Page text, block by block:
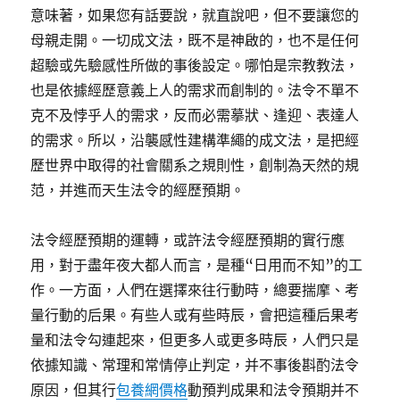
意味著，如果您有話要說，就直說吧，但不要讓您的
母親走開。一切成文法，既不是神啟的，也不是任何
超驗或先驗感性所做的事後設定。哪怕是宗教教法，
也是依據經歷意義上人的需求而創制的。法令不單不
克不及悖乎人的需求，反而必需摹狀、逢迎、表達人
的需求。所以，沿襲感性建構準繩的成文法，是把經
歷世界中取得的社會關系之規則性，創制為天然的規
范，并進而天生法令的經歷預期。
法令經歷預期的運轉，或許法令經歷預期的實行應
用，對于盡年夜大都人而言，是種“日用而不知”的工
作。一方面，人們在選擇來往行動時，總要揣摩、考
量行動的后果。有些人或有些時辰，會把這種后果考
量和法令勾連起來，但更多人或更多時辰，人們只是
依據知識、常理和常情停止判定，并不事後斟酌法令
原因，但其行包養網價格動預判成果和法令預期并不